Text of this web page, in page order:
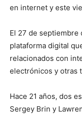
en internet y este
El 27 de septiembre
plataforma digital
relacionados con
electrónicos y otras
Hace 21 años, dos
Sergey Brin y